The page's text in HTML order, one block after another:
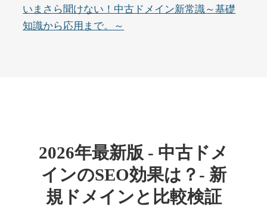
DA 45 外部リンク数4677 ドメイン年齢2年
10,800円 入札 0件
詳細を見る
外部リンク数963 ドメイン年齢
4,500円
いまさら聞けない！中古ドメイン新常識～基礎
知識から応用まで。～
2026年最新版 - 中古ドメ
インのSEO効果は？- 新
規ドメインと比較検証